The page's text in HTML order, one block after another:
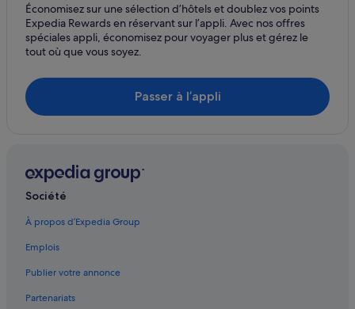
Économisez sur une sélection d’hôtels et doublez vos points
Expedia Rewards en réservant sur l’appli. Avec nos offres
spéciales appli, économisez pour voyager plus et gérez le
tout où que vous soyez.
Passer à l’appli
Société
À propos d’Expedia Group
Emplois
Publier votre annonce
Partenariats